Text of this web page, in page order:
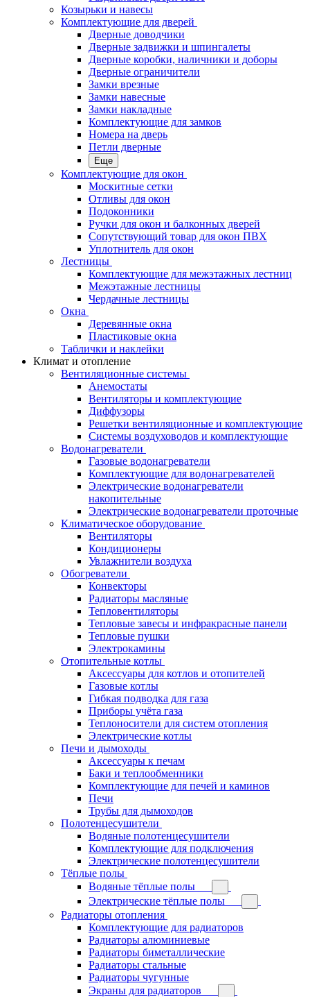
Козырьки и навесы
Комплектующие для дверей
Дверные доводчики
Дверные задвижки и шпингалеты
Дверные коробки, наличники и доборы
Дверные ограничители
Замки врезные
Замки навесные
Замки накладные
Комплектующие для замков
Номера на дверь
Петли дверные
Еще
Комплектующие для окон
Москитные сетки
Отливы для окон
Подоконники
Ручки для окон и балконных дверей
Сопутствующий товар для окон ПВХ
Уплотнитель для окон
Лестницы
Комплектующие для межэтажных лестниц
Межэтажные лестницы
Чердачные лестницы
Окна
Деревянные окна
Пластиковые окна
Таблички и наклейки
Климат и отопление
Вентиляционные системы
Анемостаты
Вентиляторы и комплектующие
Диффузоры
Решетки вентиляционные и комплектующие
Системы воздуховодов и комплектующие
Водонагреватели
Газовые водонагреватели
Комплектующие для водонагревателей
Электрические водонагреватели
накопительные
Электрические водонагреватели проточные
Климатическое оборудование
Вентиляторы
Кондиционеры
Увлажнители воздуха
Обогреватели
Конвекторы
Радиаторы масляные
Тепловентиляторы
Тепловые завесы и инфракрасные панели
Тепловые пушки
Электрокамины
Отопительные котлы
Аксессуары для котлов и отопителей
Газовые котлы
Гибкая подводка для газа
Приборы учёта газа
Теплоносители для систем отопления
Электрические котлы
Печи и дымоходы
Аксессуары к печам
Баки и теплообменники
Комплектующие для печей и каминов
Печи
Трубы для дымоходов
Полотенцесушители
Водяные полотенцесушители
Комплектующие для подключения
Электрические полотенцесушители
Тёплые полы
Водяные тёплые полы
Электрические тёплые полы
Радиаторы отопления
Комплектующие для радиаторов
Радиаторы алюминиевые
Радиаторы биметаллические
Радиаторы стальные
Радиаторы чугунные
Экраны для радиаторов